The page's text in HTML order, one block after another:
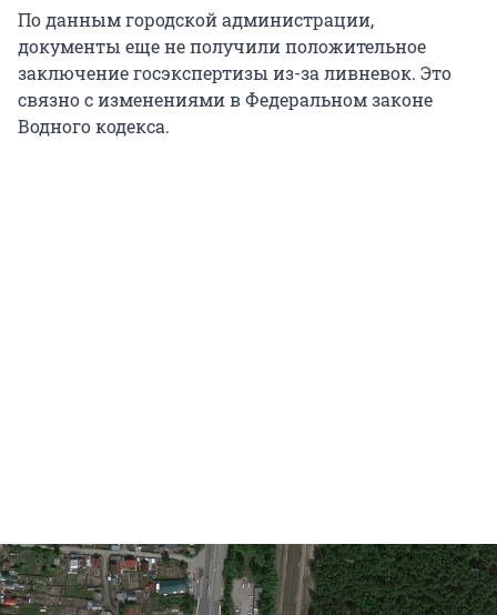
По данным городской администрации,
документы еще не получили положительное
заключение госэкспертизы из-за ливневок. Это
связно с изменениями в Федеральном законе
Водного кодекса.